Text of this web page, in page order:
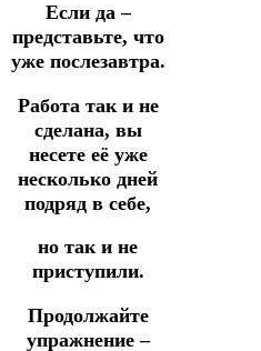
Если да –
представьте, что
уже послезавтра.
Работа так и не
сделана, вы
несете её уже
несколько дней
подряд в себе,
но так и не
приступили.
Продолжайте
упражнение –